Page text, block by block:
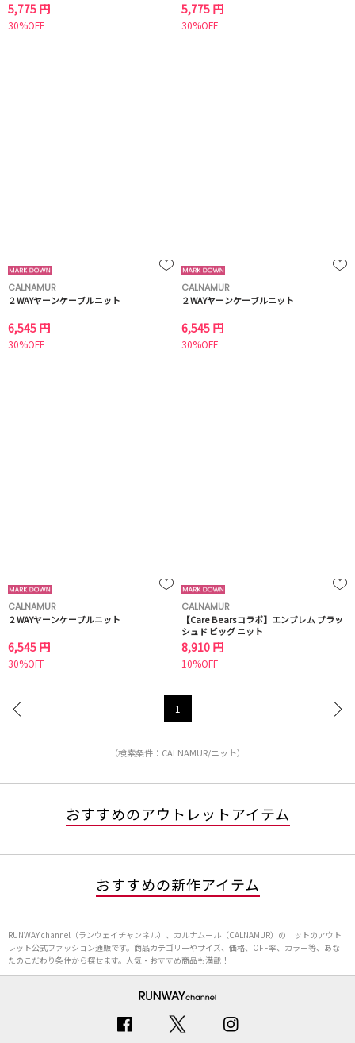
5,775 円
30%OFF
5,775 円
30%OFF
CALNAMUR
２WAYヤーンケーブルニット
6,545 円
30%OFF
CALNAMUR
２WAYヤーンケーブルニット
6,545 円
30%OFF
CALNAMUR
２WAYヤーンケーブルニット
6,545 円
30%OFF
CALNAMUR
【Care Bearsコラボ】エンブレム ブラッ
シュド ビッグ ニット
8,910 円
10%OFF
1
（検索条件：CALNAMUR/ニット）
おすすめのアウトレットアイテム
おすすめの新作アイテム
RUNWAY channel（ランウェイチャンネル）、カルナムール（CALNAMUR）のニットのアウト
レット公式ファッション通販です。商品カテゴリーやサイズ、価格、OFF率、カラー等、あな
たのこだわり条件から探せます。人気・おすすめ商品も満載！